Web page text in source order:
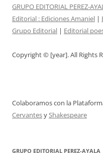
GRUPO EDITORIAL PEREZ-
Editorial : Ediciones Amaniel |
Grupo Editorial | Editorial
Copyright © [year]. All Rights
Colaboramos con la
CervantesyShakespeare
GRUPO EDITORIAL PEREZ-AYALA